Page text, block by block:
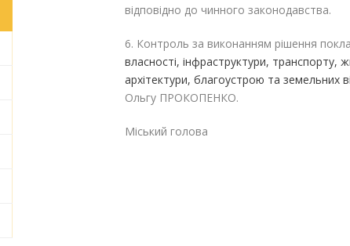
відповідно до чинного законодавства.
6. Контроль за виконанням рішення
власності, інфраструктури,
архітектури, благоустрою та земельних
Ольгу ПРОКОПЕНКО.
Міський голова